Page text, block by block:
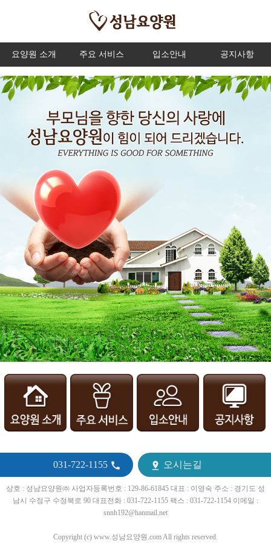
요양원 소개 주요 서비스 입소안내 공지사항
031-722-1155   오시는길
상호 : 성남요양원㈜ 사업자등록번호 : 129-86-61845 대표 : 이영숙 주소 : 경기도 성
남시 수정구 수정북로 90 대표전화 : 031-722-1155 팩스 : 031-722-1154 이메일 :
snnh192@hanmail.net
Copyright (c) www.성남요양원.com All rights reserved.